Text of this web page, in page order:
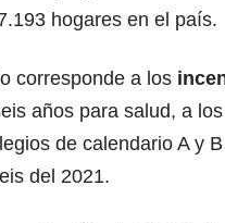
hogares en el país.
corresponde a los
años para salud, a
de calendario A y
del 2021.